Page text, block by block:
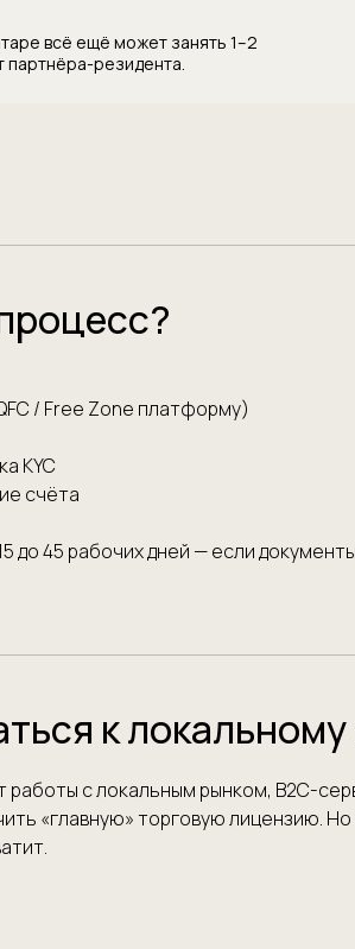
всё ещё может занять 1–2
партнёра-резидента.
/ Free Zone платформу)
KYC
счёта
до 45 рабочих дней — если
к
с локальным рынком, B2C-
«главную» торговую лицензию. Но